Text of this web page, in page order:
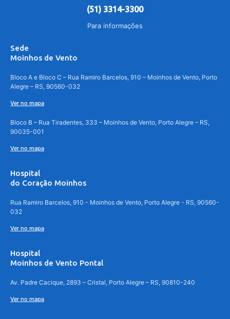
(51) 3314-3300
Para informações
Sede
Moinhos de Vento
Bloco A e Bloco C – Rua Ramiro Barcelos, 910 – Moinhos de Vento, Porto
Alegre – RS, 90560-032
Ver no mapa
Bloco B – Rua Tiradentes, 333 – Moinhos de Vento, Porto Alegre – RS,
90035-001
Ver no mapa
Hospital
do Coração Moinhos
Rua Ramiro Barcelos, 910 - Moinhos de Vento, Porto Alegre - RS, 90560-
032
Ver no mapa
Hospital
Moinhos de Vento Pontal
Av. Padre Cacique, 2893 – Cristal, Porto Alegre – RS, 90810-240
Ver no mapa